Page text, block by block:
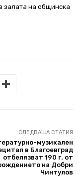
залата на общинска
СЛЕДВАЩА СТАТИЯ
музикален
в Благоевград
отбелязват 190 г. от
на Добри
Чинтулов